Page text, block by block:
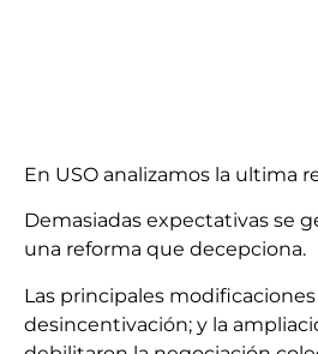
En USO analizamos la ultima
Demasiadas expectativas se
una reforma que decepciona.
Las principales
desincentivación; y la